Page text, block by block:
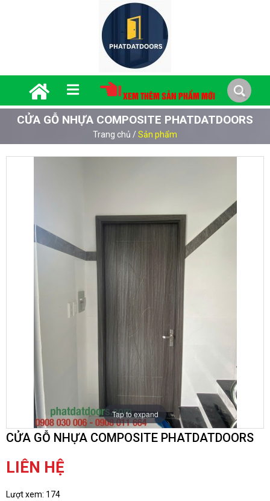
XEM THÊM SẢN PHẨM MỚI
CỬA GỖ NHỰA COMPOSITE PHATDATDOORS
Trang chủ / Sản phẩm
Tap to expand
CỬA GỖ NHỰA COMPOSITE PHATDATDOORS
LIÊN HỆ
Lượt xem: 174